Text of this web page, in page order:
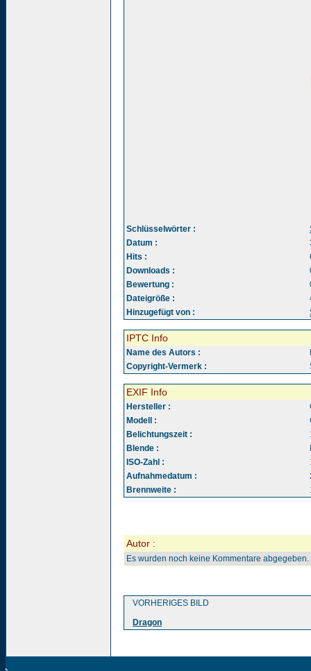
Schlüsselwörter :
Datum :
Hits :
Downloads :
Bewertung :
Dateigröße :
Hinzugefügt von :
IPTC Info
Name des Autors :
Copyright-Vermerk :
EXIF Info
Hersteller :
Modell :
Belichtungszeit :
Blende :
ISO-Zahl :
Aufnahmedatum :
Brennweite :
Autor :
Es wurden noch keine Kommentare abgegeben.
VORHERIGES BILD
Dragon